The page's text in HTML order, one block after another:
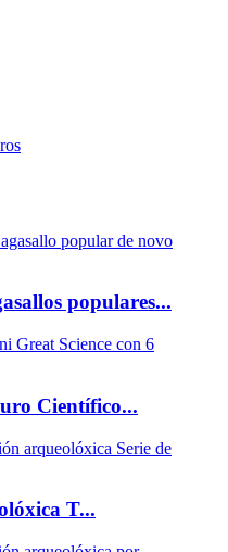
populares...
Científico...
T...